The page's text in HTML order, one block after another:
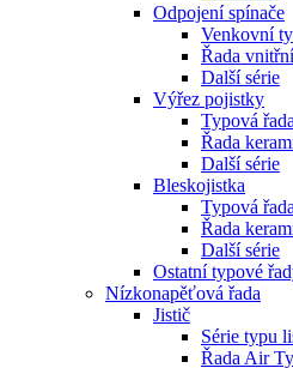
Odpojení spínače
Venkovní
Řada
Další série
Výřez pojistky
Typová
Řada
Další série
Bleskojistka
Typová
Řada
Další série
Ostatní typové
Nízkonapěťová řada
Jistič
Série typu
Řada Air